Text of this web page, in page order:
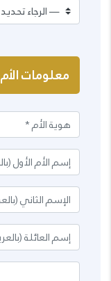
معلومات الأم